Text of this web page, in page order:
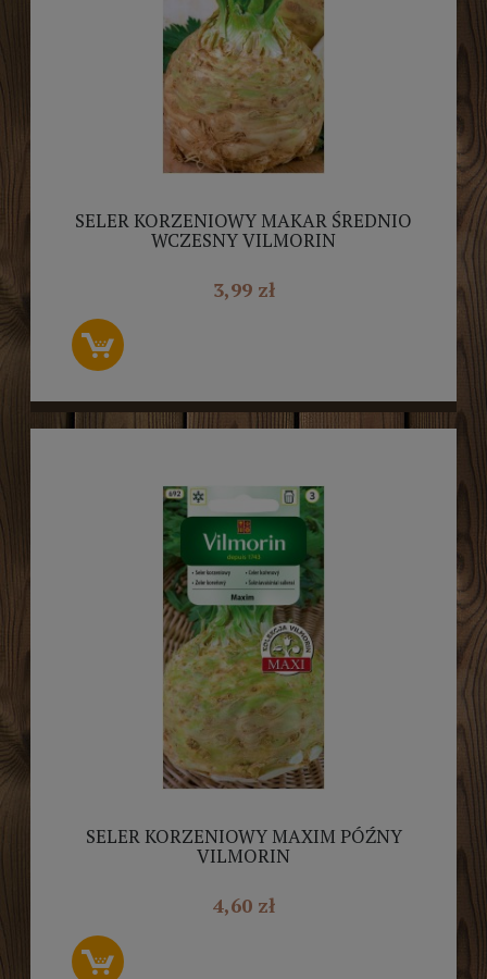
SELER KORZENIOWY MAKAR ŚREDNIO
WCZESNY VILMORIN
3,99 zł
SELER KORZENIOWY MAXIM PÓŹNY
VILMORIN
4,60 zł